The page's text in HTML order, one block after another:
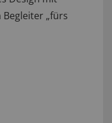
„fürs